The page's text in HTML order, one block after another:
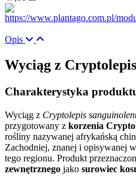
Opis
Wyciąg z
Charakterystyka
Wyciąg z Cryptolepis
przygotowany z korzenia
rośliny nazywanej afrykańską
Zachodniej, znanej i opisywanej
tego regionu. Produkt
zewnętrznego jako surowiec